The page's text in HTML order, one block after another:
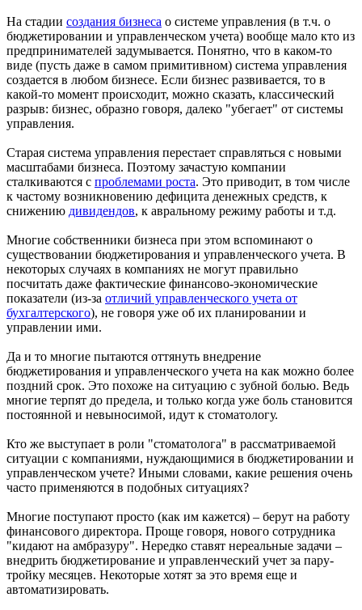
На стадии создания бизнеса о системе управления (в т.ч. о
бюджетировании и управленческом учета) вообще мало кто из
предпринимателей задумывается. Понятно, что в каком-то
виде (пусть даже в самом примитивном) система управления
создается в любом бизнесе. Если бизнес развивается, то в
какой-то момент происходит, можно сказать, классический
разрыв: бизнес, образно говоря, далеко "убегает" от системы
управления.
Старая система управления перестает справляться с новыми
масштабами бизнеса. Поэтому зачастую компании
сталкиваются с проблемами роста. Это приводит, в том числе
к частому возникновению дефицита денежных средств, к
снижению дивидендов, к авральному режиму работы и т.д.
Многие собственники бизнеса при этом вспоминают о
существовании бюджетирования и управленческого учета. В
некоторых случаях в компаниях не могут правильно
посчитать даже фактические финансово-экономические
показатели (из-за отличий управленческого учета от
бухгалтерского), не говоря уже об их планировании и
управлении ими.
Да и то многие пытаются оттянуть внедрение
бюджетирования и управленческого учета на как можно более
поздний срок. Это похоже на ситуацию с зубной болью. Ведь
многие терпят до предела, и только когда уже боль становится
постоянной и невыносимой, идут к стоматологу.
Кто же выступает в роли "стоматолога" в рассматриваемой
ситуации с компаниями, нуждающимися в бюджетировании и
управленческом учете? Иными словами, какие решения очень
часто применяются в подобных ситуациях?
Многие поступают просто (как им кажется) – берут на работу
финансового директора. Проще говоря, нового сотрудника
"кидают на амбразуру". Нередко ставят нереальные задачи –
внедрить бюджетирование и управленческий учет за пару-
тройку месяцев. Некоторые хотят за это время еще и
автоматизировать.